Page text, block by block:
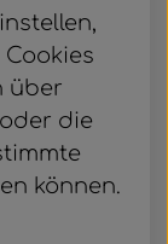
über
die
können.